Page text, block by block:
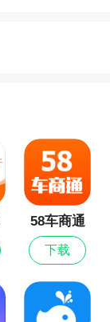
58车商通
下载